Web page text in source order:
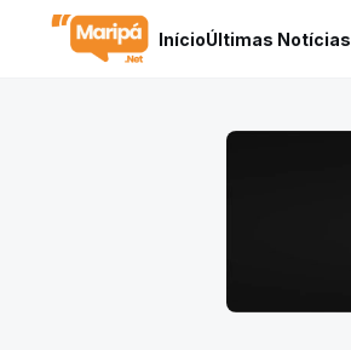
InícioÚltimas Notícias